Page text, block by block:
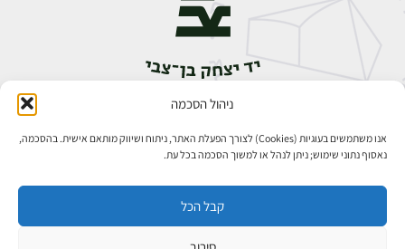
ניהול הסכמה
אנו משתמשים בעוגיות (Cookies) לצורך הפעלת האתר, ניתוח ושיווק מותאם אישית. בהסכמה,
נאסוף נתוני שימוש; ניתן לנהל או למשוך הסכמה בכל עת.
קבל הכל
אבן גבירול 14, רחביה, ירושלים